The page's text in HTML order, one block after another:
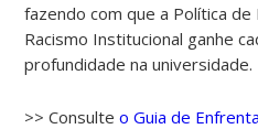
fazendo com que a Política
Racismo Institucional ganhe
profundidade na universidade.
>> Consulteo Guia de
00:00